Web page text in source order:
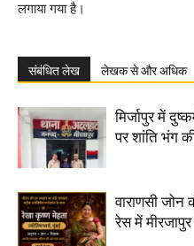
लगाया गया है।
संबंधित लेख लेखक से और अधिक
मिर्जापुर में
पर शांति भंग
वाराणसी जोन
रेस में मीरजापुर